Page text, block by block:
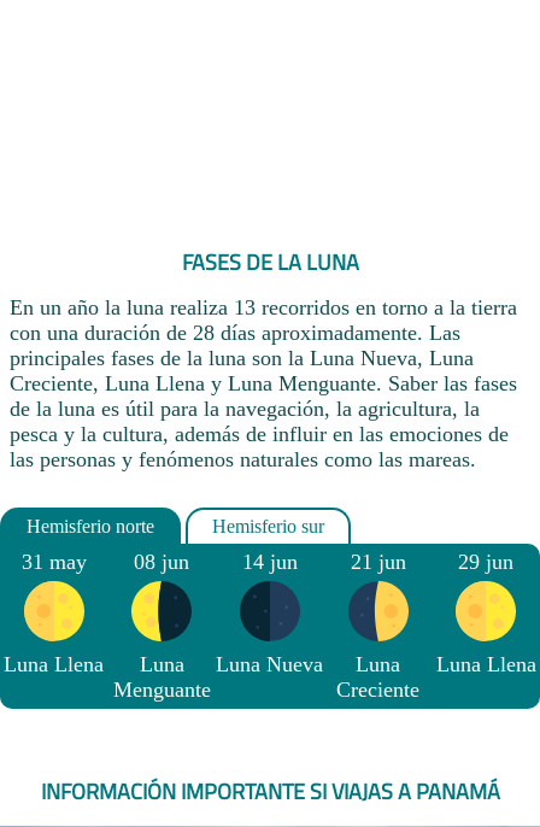
FASES DE LA LUNA
En un año la luna realiza 13 recorridos en torno a la tierra
con una duración de 28 días aproximadamente. Las
principales fases de la luna son la Luna Nueva, Luna
Creciente, Luna Llena y Luna Menguante. Saber las fases
de la luna es útil para la navegación, la agricultura, la
pesca y la cultura, además de influir en las emociones de
las personas y fenómenos naturales como las mareas.
31 may
Luna Llena
08 jun
Luna
Menguante
14 jun
Luna Nueva
21 jun
Luna
Creciente
29 jun
Luna Llena
INFORMACIÓN IMPORTANTE SI VIAJAS A PANAMÁ